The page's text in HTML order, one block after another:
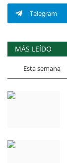
Telegram
MÁS LEÍDO
Esta semana